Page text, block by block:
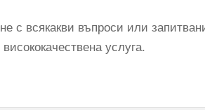
с всякакви въпроси или
услуга.